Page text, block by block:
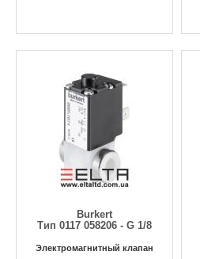
Burkert
Тип 0117 058206 - G 1/8
Электромагнитный клапан